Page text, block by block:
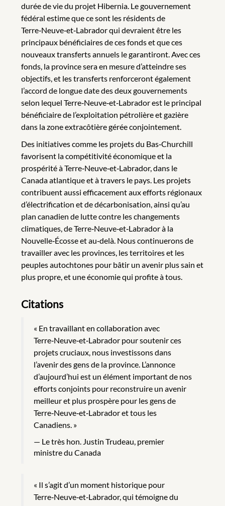
durée de vie du projet Hibernia. Le gouvernement
fédéral estime que ce sont les résidents de
Terre‑Neuve‑et‑Labrador qui devraient être les
principaux bénéficiaires de ces fonds et que ces
nouveaux transferts annuels le garantiront. Avec ces
fonds, la province sera en mesure d’atteindre ses
objectifs, et les transferts renforceront également
l’accord de longue date des deux gouvernements
selon lequel Terre‑Neuve‑et‑Labrador est le principal
bénéficiaire de l’exploitation pétrolière et gazière
dans la zone extracôtière gérée conjointement.
Des initiatives comme les projets du Bas‑Churchill
favorisent la compétitivité économique et la
prospérité à Terre‑Neuve‑et‑Labrador, dans le
Canada atlantique et à travers le pays. Les projets
contribuent aussi efficacement aux efforts régionaux
d’électrification et de décarbonisation, ainsi qu’au
plan canadien de lutte contre les changements
climatiques, de Terre‑Neuve‑et‑Labrador à la
Nouvelle‑Écosse et au‑delà. Nous continuerons de
travailler avec les provinces, les territoires et les
peuples autochtones pour bâtir un avenir plus sain et
plus propre, et une économie qui profite à tous.
Citations
« En travaillant en collaboration avec
Terre‑Neuve‑et‑Labrador pour soutenir ces
projets cruciaux, nous investissons dans
l’avenir des gens de la province. L’annonce
d’aujourd’hui est un élément important de nos
efforts conjoints pour reconstruire un avenir
meilleur et plus prospère pour les gens de
Terre‑Neuve‑et‑Labrador et tous les
Canadiens. »
Le très hon. Justin Trudeau, premier
ministre du Canada
« Il s’agit d’un moment historique pour
Terre‑Neuve‑et‑Labrador, qui témoigne du